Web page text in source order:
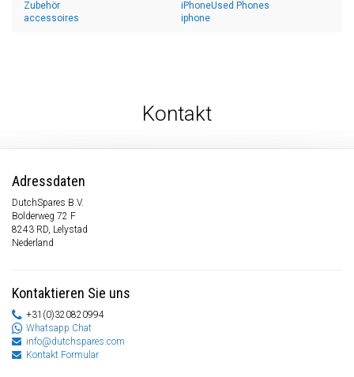
Zubehör
accessoires
iPhoneUsed Phones
iphone
Kontakt
Adressdaten
DutchSpares B.V.
Bolderweg 72 F
8243 RD, Lelystad
Nederland
Kontaktieren Sie uns
+31(0)320820994
Whatsapp Chat
info@dutchspares.com
Kontakt Formular